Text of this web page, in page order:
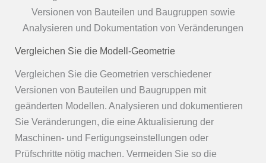
Vergleichen Sie die Modell-Geometrie
Vergleichen Sie die Geometrien verschiedener
Versionen von Bauteilen und Baugruppen mit
geänderten Modellen. Analysieren und dokumentieren
Sie Veränderungen, die eine Aktualisierung der
Maschinen- und Fertigungseinstellungen oder
Prüfschritte nötig machen. Vermeiden Sie so die